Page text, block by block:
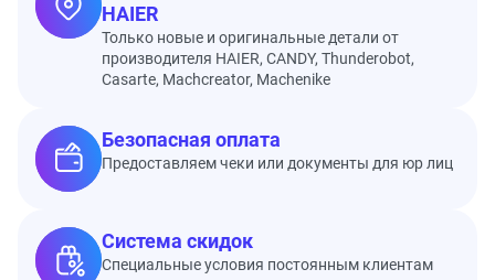
HAIER
Только новые и оригинальные детали от
производителя HAIER, CANDY, Thunderobot,
Casarte, Machcreator, Machenike
Безопасная оплата
Предоставляем чеки или документы для юр лиц
Система скидок
Специальные условия постоянным клиентам